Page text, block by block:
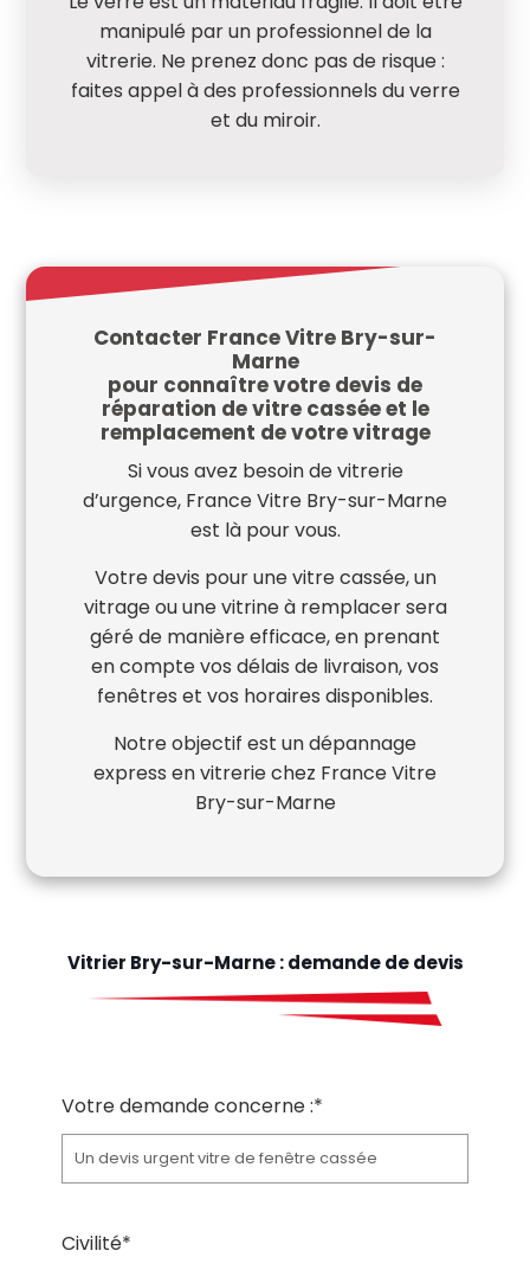
manipulé par un professionnel de la
vitrerie. Ne prenez donc pas de risque :
faites appel à des professionnels du verre
et du miroir.
Contacter France Vitre Bry-sur-
Marne
pour connaître votre devis de
réparation de vitre cassée et le
remplacement de votre vitrage
Si vous avez besoin de vitrerie
d’urgence, France Vitre Bry-sur-Marne
est là pour vous.
Votre devis pour une vitre cassée, un
vitrage ou une vitrine à remplacer sera
géré de manière efficace, en prenant
en compte vos délais de livraison, vos
fenêtres et vos horaires disponibles.
Notre objectif est un dépannage
express en vitrerie chez France Vitre
Bry-sur-Marne
Vitrier Bry-sur-Marne : demande de devis
Votre demande concerne :*
Civilité*